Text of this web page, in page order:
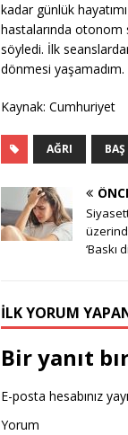
kadar günlük
hastalarında otonom
söyledi. İlk
dönmesi yaşamadım.
Kaynak: Cumhuriyet
AĞRI BAŞ
‘Baskı
İLK YORUM
Bir yanıt
E-posta hesabınız
Yorum